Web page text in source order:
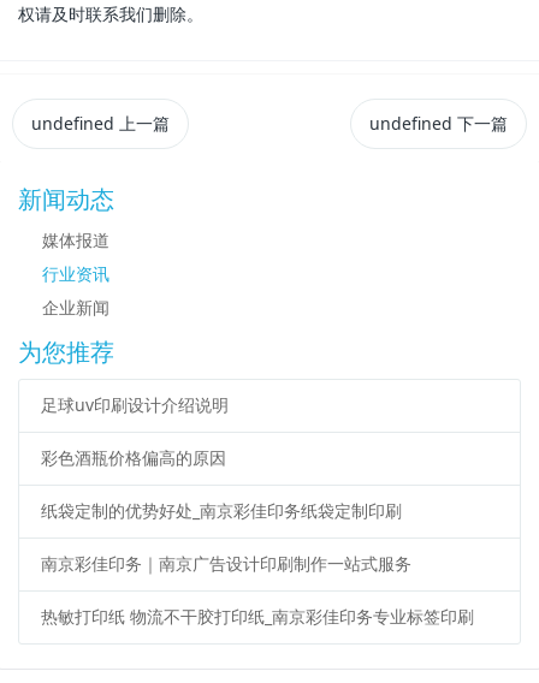
权请及时联系我们删除。
undefined 上一篇 undefined 下一篇
新闻动态
媒体报道
行业资讯
企业新闻
为您推荐
足球uv印刷设计介绍说明
彩色酒瓶价格偏高的原因
纸袋定制的优势好处_南京彩佳印务纸袋定制印刷
南京彩佳印务｜南京广告设计印刷制作一站式服务
热敏打印纸 物流不干胶打印纸_南京彩佳印务专业标签印刷